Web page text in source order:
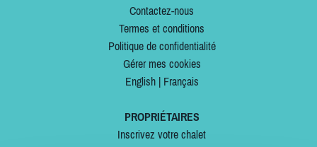
Contactez-nous
Termes et conditions
Politique de confidentialité
Gérer mes cookies
English| Français
PROPRIÉTAIRES
Inscrivez votre chalet